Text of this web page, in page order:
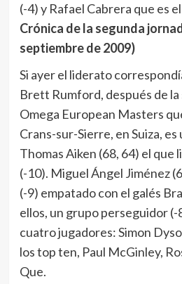
(-4) y Rafael Cabrera que es
Crónica de la segunda
septiembre de 2009)
Si ayer el liderato
Brett Rumford, después de
Omega European Masters
Crans-sur-Sierre, en Suiza,
Thomas Aiken (68, 64) el que
(-10). Miguel Ángel Jiménez
(-9) empatado con el galés
ellos, un grupo perseguidor
cuatro jugadores: Simon
los top ten, Paul McGinley,
Que.